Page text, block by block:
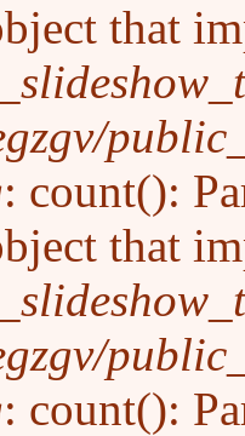
that
: count():
that
: count():